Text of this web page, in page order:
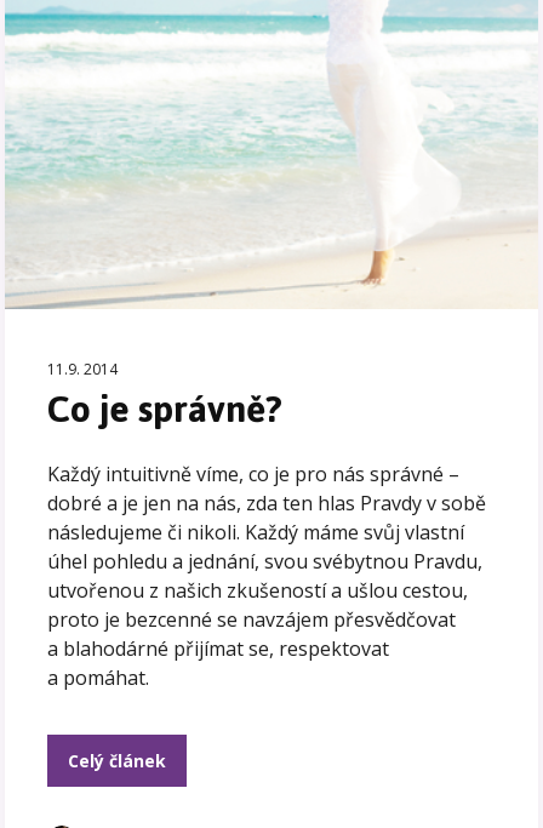
11.9. 2014
Co je správně?
Každý intuitivně víme, co je pro nás správné –
dobré a je jen na nás, zda ten hlas Pravdy v sobě
následujeme či nikoli. Každý máme svůj vlastní
úhel pohledu a jednání, svou svébytnou Pravdu,
utvořenou z našich zkušeností a ušlou cestou,
proto je bezcenné se navzájem přesvědčovat
a blahodárné přijímat se, respektovat
a pomáhat.
Celý článek